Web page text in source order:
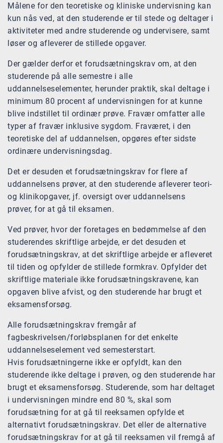
Målene for den teoretiske og kliniske undervisning kan
kun nås ved, at den studerende er til stede og deltager i
aktiviteter med andre studerende og undervisere, samt
løser og afleverer de stillede opgaver.
Der gælder derfor et forudsætningskrav om, at den
studerende på alle semestre i alle
uddannelseselementer, herunder praktik, skal deltage i
minimum 80 procent af undervisningen for at kunne
blive indstillet til ordinær prøve. Fravær omfatter alle
typer af fravær inklusive sygdom. Fraværet, i den
teoretiske del af uddannelsen, opgøres efter sidste
ordinære undervisningsdag.
Det er desuden et forudsætningskrav for flere af
uddannelsens prøver, at den studerende afleverer teori-
og klinikopgaver, jf. oversigt over uddannelsens
prøver, for at gå til eksamen.
Ved prøver, hvor der foretages en bedømmelse af den
studerendes skriftlige arbejde, er det desuden et
forudsætningskrav, at det skriftlige arbejde er afleveret
til tiden og opfylder de stillede formkrav. Opfylder det
skriftlige materiale ikke forudsætningskravene, kan
opgaven blive afvist, og den studerende har brugt et
eksamensforsøg.
Alle forudsætningskrav fremgår af
fagbeskrivelsen/forløbsplanen for det enkelte
uddannelseselement ved semesterstart.
Hvis forudsætningerne ikke er opfyldt, kan den
studerende ikke deltage i prøven, og den studerende har
brugt et eksamensforsøg. Studerende, som har deltaget
i undervisningen mindre end 80 %, skal som
forudsætning for at gå til reeksamen opfylde et
alternativt forudsætningskrav. Det eller de alternative
forudsætningskrav for at gå til reeksamen vil fremgå af